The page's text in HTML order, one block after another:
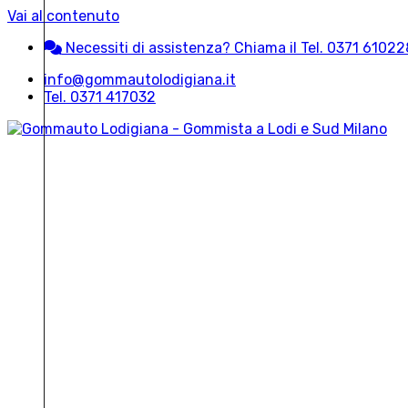
Vai al contenuto
Necessiti di assistenza? Chiama il Tel. 0371
info@gommautolodigiana.it
Tel. 0371 417032